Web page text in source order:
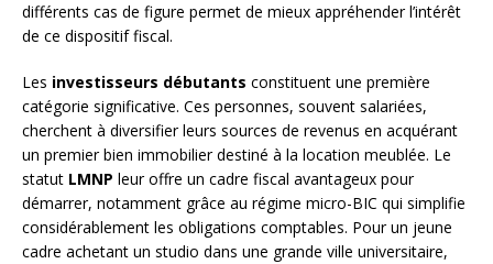
différents cas de figure permet de mieux appréhender l’intérêt
de ce dispositif fiscal.
Les investisseurs débutants constituent une première
catégorie significative. Ces personnes, souvent salariées,
cherchent à diversifier leurs sources de revenus en acquérant
un premier bien immobilier destiné à la location meublée. Le
statut LMNP leur offre un cadre fiscal avantageux pour
démarrer, notamment grâce au régime micro-BIC qui simplifie
considérablement les obligations comptables. Pour un jeune
cadre achetant un studio dans une grande ville universitaire,